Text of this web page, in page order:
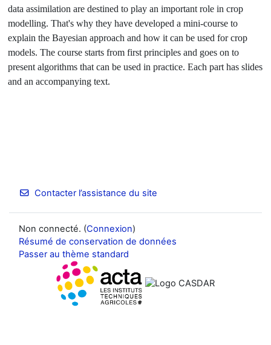
data assimilation are destined to play an important role in crop
modelling. That's why they have developed a mini-course to
explain the Bayesian approach and how it can be used for crop
models. The course starts from first principles and goes on to
present algorithms that can be used in practice. Each part has slides
and an accompanying text.
Contacter l’assistance du site
Non connecté. (Connexion)
Résumé de conservation de données
Passer au thème standard